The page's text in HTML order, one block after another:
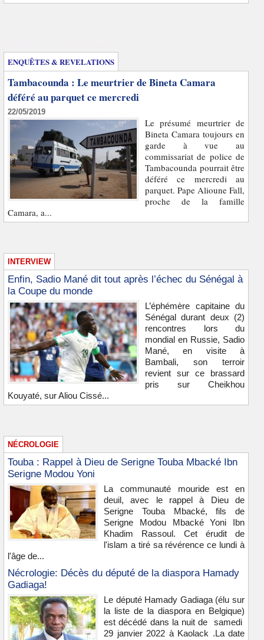
ENQUÊTES & REVELATIONS
Tambacounda : Le meurtrier de Bineta Camara
déféré au parquet ce mercredi
22/05/2019
Le présumé meurtrier de
Bineta Camara toujours en
garde à vue au
commissariat de police de
Tambacounda pourrait être
déféré ce mercredi au
parquet. Pape Alioune Fall,
proche de la famille
Camara, a...
INTERVIEW
Enfin, Sadio Mané dit tout après l’échec du Sénégal à
la Coupe du monde
L’éphémère capitaine du
Sénégal durant deux (2)
rencontres lors du
mondial en Russie, Sadio
Mané, en visite à
Bambali, son terroir
revient sur ce brassard
pris sur Cheikhou
Kouyaté, sur Aliou Cissé...
NÉCROLOGIE
Touba : Rappel à Dieu de Serigne Touba Mbacké Ibn
Serigne Modou Yoni
La communauté mouride est en
deuil, avec le rappel à Dieu de
Serigne Touba Mbacké, fils de
Serigne Modou Mbacké Yoni Ibn
Khadim Rassoul. Cet érudit de
l'islam a tiré sa révérence ce lundi à
l'âge de...
Nécrologie: Décès du député de la diaspora Hamady
Gadiaga!
Le député Hamady Gadiaga (élu sur
la liste de la diaspora en Belgique)
est décédé dans la nuit de samedi
29 janvier 2022 à Kaolack .La date